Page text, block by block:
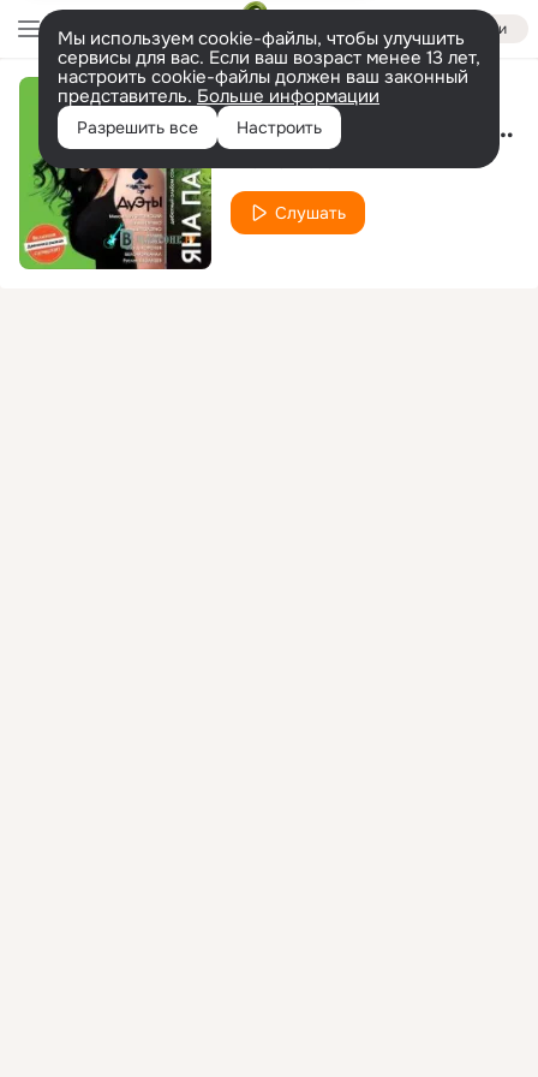
Войти
Мы используем cookie-файлы, чтобы улучшить
сервисы для вас. Если ваш возраст менее 13 лет,
настроить cookie-файлы должен ваш законный
представитель. Больше информации
Разрешить все Настроить Ты самый лучший из мужчин
Слушать